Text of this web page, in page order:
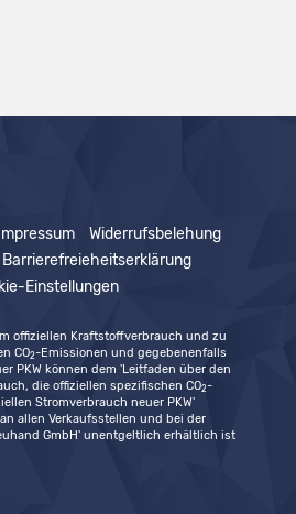
Impressum
Widerrufsbelehung
Barrierefreieheitserklärung
Einstellungen
offiziellen Kraftstoffverbrauch und zu
CO2-Emissionen und gegebenenfalls
PKW können dem 'Leitfaden über den
die offiziellen spezifischen CO2-
Stromverbrauch neuer PKW'
allen Verkaufsstellen und bei der
GmbH' unentgeltlich erhältlich ist